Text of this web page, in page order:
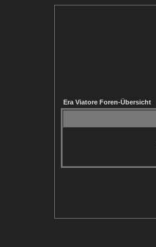
Era Viatore Foren-Übersicht